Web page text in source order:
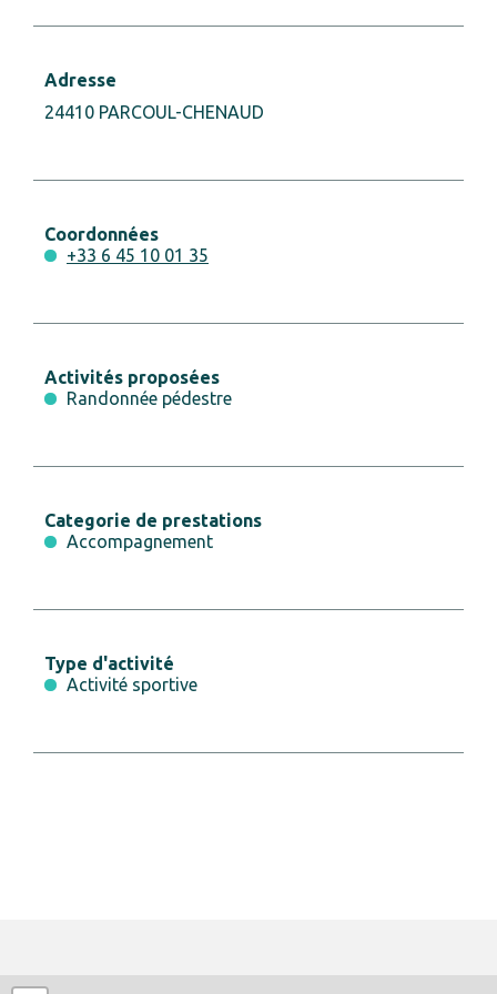
Adresse
24410 PARCOUL-CHENAUD
Coordonnées
+33 6 45 10 01 35
Activités proposées
Randonnée pédestre
Categorie de prestations
Accompagnement
Type d'activité
Activité sportive